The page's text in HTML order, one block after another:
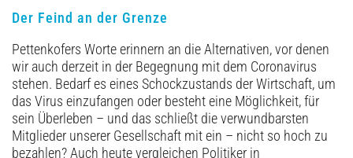
Der Feind an der Grenze
Pettenkofers Worte erinnern an die Alternativen, vor denen
wir auch derzeit in der Begegnung mit dem Coronavirus
stehen. Bedarf es eines Schockzustands der Wirtschaft, um
das Virus einzufangen oder besteht eine Möglichkeit, für
sein Überleben – und das schließt die verwundbarsten
Mitglieder unserer Gesellschaft mit ein – nicht so hoch zu
bezahlen? Auch heute vergleichen Politiker in